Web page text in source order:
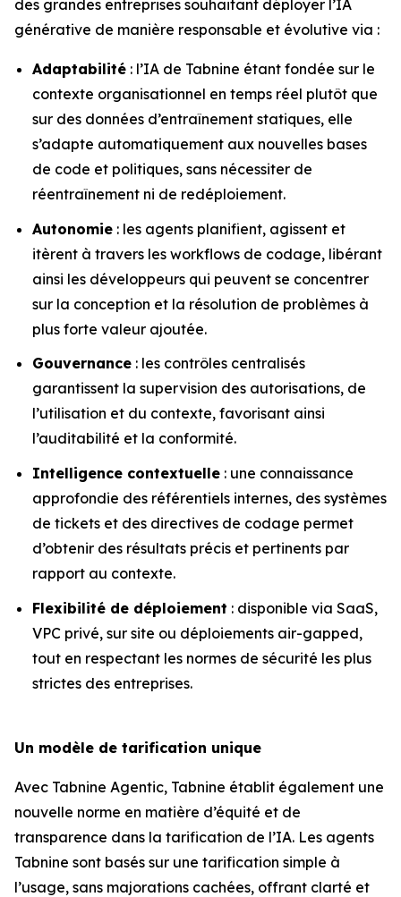
des grandes entreprises souhaitant déployer l’IA
générative de manière responsable et évolutive via :
Adaptabilité : l’IA de Tabnine étant fondée sur le
contexte organisationnel en temps réel plutôt que
sur des données d’entraînement statiques, elle
s’adapte automatiquement aux nouvelles bases
de code et politiques, sans nécessiter de
réentraînement ni de redéploiement.
Autonomie : les agents planifient, agissent et
itèrent à travers les workflows de codage, libérant
ainsi les développeurs qui peuvent se concentrer
sur la conception et la résolution de problèmes à
plus forte valeur ajoutée.
Gouvernance : les contrôles centralisés
garantissent la supervision des autorisations, de
l’utilisation et du contexte, favorisant ainsi
l’auditabilité et la conformité.
Intelligence contextuelle : une connaissance
approfondie des référentiels internes, des systèmes
de tickets et des directives de codage permet
d’obtenir des résultats précis et pertinents par
rapport au contexte.
Flexibilité de déploiement : disponible via SaaS,
VPC privé, sur site ou déploiements air-gapped,
tout en respectant les normes de sécurité les plus
strictes des entreprises.
Un modèle de tarification unique
Avec Tabnine Agentic, Tabnine établit également une
nouvelle norme en matière d’équité et de
transparence dans la tarification de l’IA. Les agents
Tabnine sont basés sur une tarification simple à
l’usage, sans majorations cachées, offrant clarté et